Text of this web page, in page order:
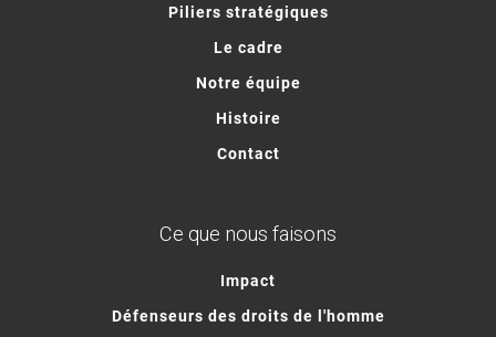
Piliers stratégiques
Le cadre
Notre équipe
Histoire
Contact
Ce que nous faisons
Impact
Défenseurs des droits de l'homme